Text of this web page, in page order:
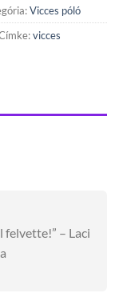
Vicces póló
vicces
felvette!” – Laci